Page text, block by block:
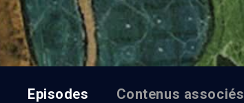
Episodes Contenus associés